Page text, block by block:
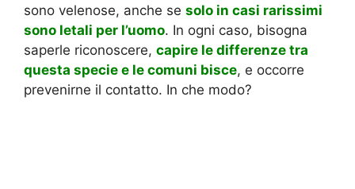
sono velenose, anche se solo in casi rarissimi
sono letali per l’uomo. In ogni caso, bisogna
saperle riconoscere, capire le differenze tra
questa specie e le comuni bisce, e occorre
prevenirne il contatto. In che modo?